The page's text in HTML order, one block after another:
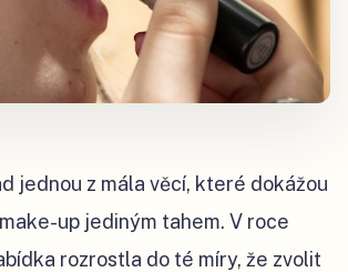
jednou z mála věcí, které dokážou
up jediným tahem. V roce
rozrostla do té míry, že zvolit